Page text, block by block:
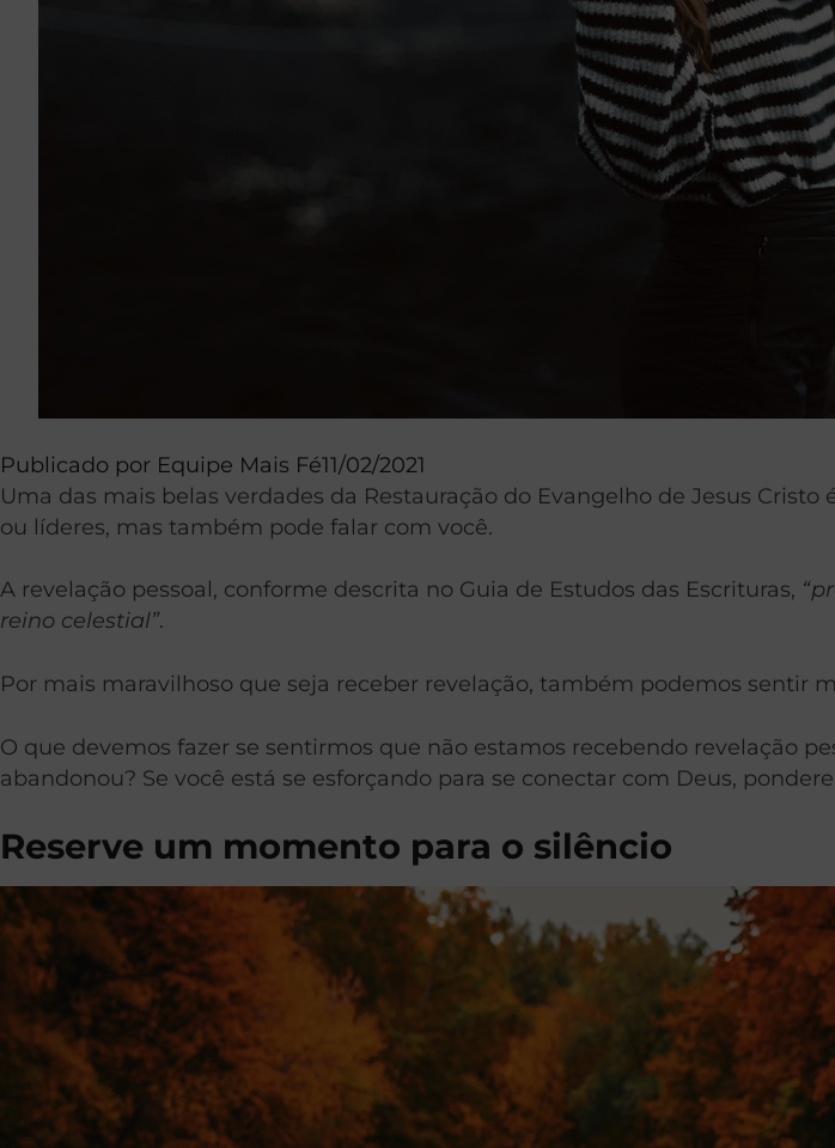
Publicado por Equipe Mais Fé11/02/2021
Uma das mais belas verdades da Restauração do Evangelho de Jesus
ou líderes, mas também pode falar com você.
A revelação pessoal, conforme descrita no Guia de Estudos das Escrituras,
reino celestial”.
Por mais maravilhoso que seja receber revelação, também podemos sentir
O que devemos fazer se sentirmos que não estamos recebendo revelação
abandonou? Se você está se esforçando para se conectar com Deus,
Reserve um momento para o silêncio